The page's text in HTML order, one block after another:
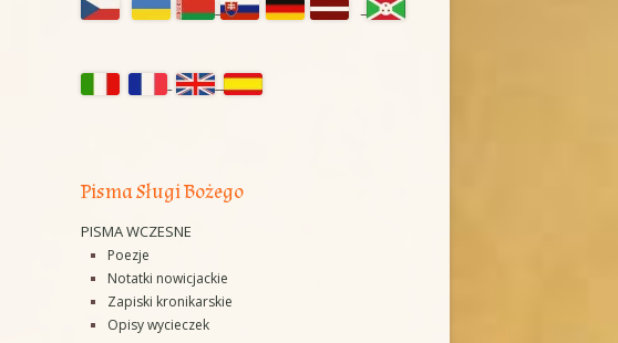
ZWIEDZANIE ZWIEDZANIE
REKOLEKCJE INDYWIDUALNE
ŚWIADECTWA
FOTO-GALERIA DOMU PAMIĘCI
WICEPOSTULACJA
boczny
Pisma Sługi Bożego
PISMA WCZESNE
Poezje
Notatki nowicjackie
Zapiski kronikarskie
Opisy wycieczek